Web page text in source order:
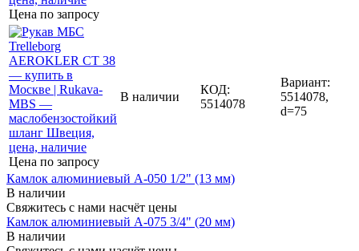
Цена по запросу
Цена по запросу
В наличии
КОД:
5514078
Вариант:
5514078,
d=75
Камлок алюминиевый A-050 1/2" (13 мм)
В наличии
Свяжитесь с нами насчёт цены
Камлок алюминиевый A-075 3/4" (20 мм)
В наличии